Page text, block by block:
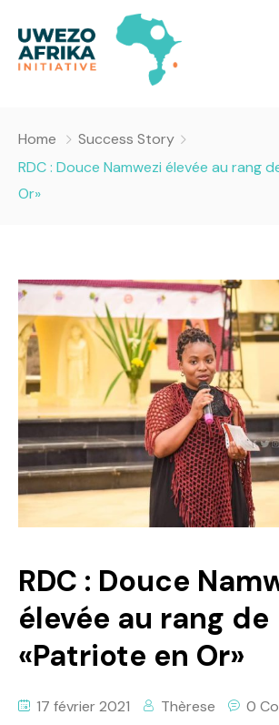
Nous
Projets
Culture
Success Story
Santé
Politique
Technologies
Entreprenariat
Magazines
Emissions
Contact
Opportunités
Home
Success Story
RDC : Douce Namwezi élevée au rang
Or»
RDC : Douce
élevée au rang de
«Patriote en Or»
17 février 2021 Thèrese 0